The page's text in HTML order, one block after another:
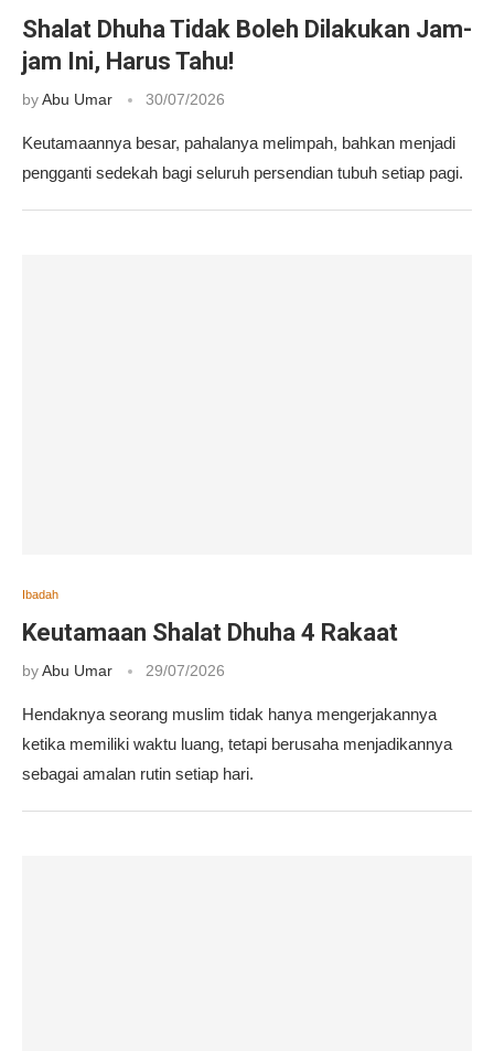
Shalat Dhuha Tidak Boleh Dilakukan Jam-
jam Ini, Harus Tahu!
byAbu Umar 30/07/2026
Keutamaannya besar, pahalanya melimpah, bahkan menjadi
pengganti sedekah bagi seluruh persendian tubuh setiap pagi.
Ibadah
Keutamaan Shalat Dhuha 4 Rakaat
byAbu Umar 29/07/2026
Hendaknya seorang muslim tidak hanya mengerjakannya
ketika memiliki waktu luang, tetapi berusaha menjadikannya
sebagai amalan rutin setiap hari.